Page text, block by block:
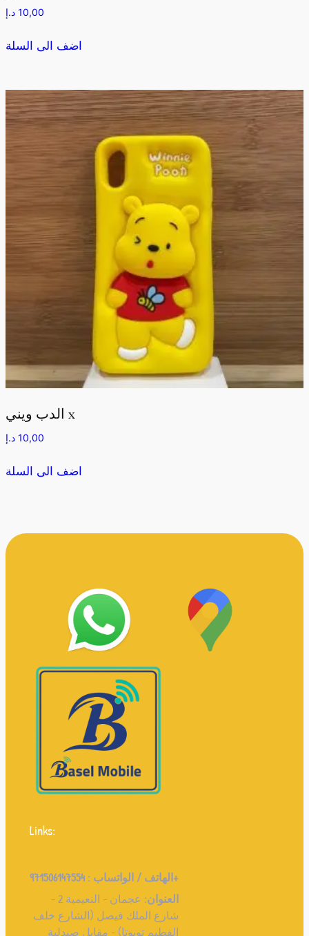
10,00 د.إ
اضف الى السلة
الدب ويني x
10,00 د.إ
اضف الى السلة
Links:
الهاتف / الواتساب :971506147554+
العنوان:
عجمان - النعيمية 2 -
شارع الملك فيصل (الشارع خلف
الفطيم تويوتا) - مقابل صيدلية